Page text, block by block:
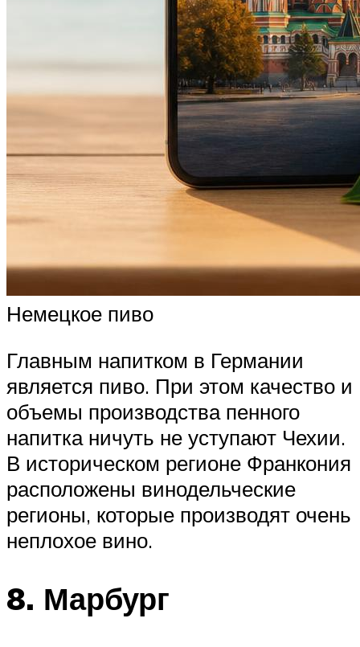
Немецкое пиво
Главным напитком в Германии
является пиво. При этом качество и
объемы производства пенного
напитка ничуть не уступают Чехии.
В историческом регионе Франкония
расположены винодельческие
регионы, которые производят очень
неплохое вино.
8. Марбург